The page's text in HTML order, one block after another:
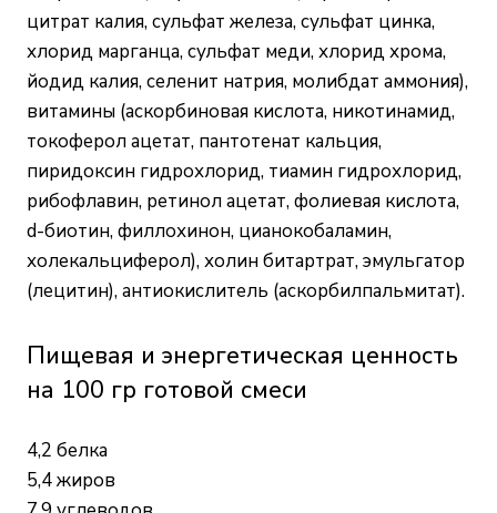
цитрат калия, сульфат железа, сульфат цинка,
хлорид марганца, сульфат меди, хлорид хрома,
йодид калия, селенит натрия, молибдат аммония),
витамины (аскорбиновая кислота, никотинамид,
токоферол ацетат, пантотенат кальция,
пиридоксин гидрохлорид, тиамин гидрохлорид,
рибофлавин, ретинол ацетат, фолиевая кислота,
d-биотин, филлохинон, цианокобаламин,
холекальциферол), холин битартрат, эмульгатор
(лецитин), антиокислитель (аскорбилпальмитат).
Пищевая и энергетическая ценность
на 100 гр готовой смеси
4,2 белка
5,4 жиров